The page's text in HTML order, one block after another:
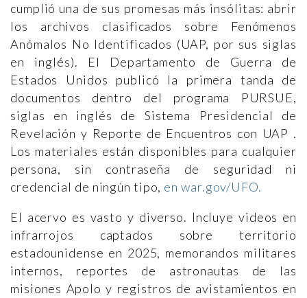
cumplió una de sus promesas más insólitas: abrir
los archivos clasificados sobre Fenómenos
Anómalos No Identificados (UAP, por sus siglas
en inglés). El Departamento de Guerra de
Estados Unidos publicó la primera tanda de
documentos dentro del programa PURSUE,
siglas en inglés de Sistema Presidencial de
Revelación y Reporte de Encuentros con UAP .
Los materiales están disponibles para cualquier
persona, sin contraseña de seguridad ni
credencial de ningún tipo, en war.gov/UFO.
El acervo es vasto y diverso. Incluye videos en
infrarrojos captados sobre territorio
estadounidense en 2025, memorandos militares
internos, reportes de astronautas de las
misiones Apolo y registros de avistamientos en